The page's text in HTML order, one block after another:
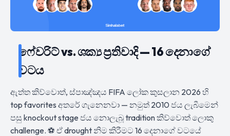
ෆේවරිට් vs. ශක්‍ය ප්‍රතිවාදි — 16 දෙනාගේ
වටය
ඇත්ත කිව්වොත්, ස්පාඤ්ඤය FIFA ලෝක කුසලාන 2026 හි
top favorites අතරේ ගැනෙනවා — නමුත් 2010 ජය ලැබීමෙන්
පසු knockout stage ජය නොලැබූ tradition කිව්වොත් ලොකු
challenge. ⚽ ඒ drought නිම කිරීමට 16 දෙනාගේ වටයේ